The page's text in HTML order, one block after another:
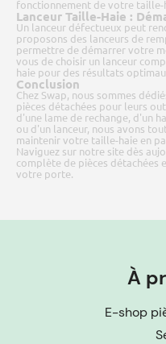
fonctionnement de votre taille-
Lanceur Taille-Haie :
Un lanceur défectueux peut
proposons des lanceurs de
permettre de démarrer votre
vous de choisir un lanceur
haie pour des résultats
Conclusion
Chez Swap, nous sommes
pièces détachées pour leurs
d'une lame de rechange, d'un
ou d'un lanceur, nous avons
maintenir votre taille-haie en
Naviguez sur notre site dès
complète de pièces
votre porte.
À
E-shop